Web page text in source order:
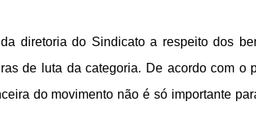
diretoria do Sindicato a respeito dos
de luta da categoria. De acordo com o
do movimento não é só importante